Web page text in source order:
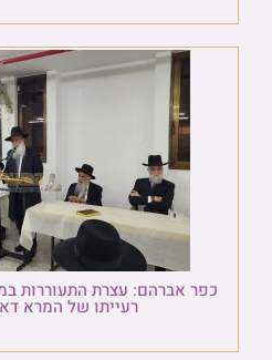
כפר אברהם: עצרת התעוררות
רעייתו של המרא